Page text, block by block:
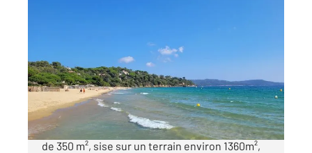
Maison à vendre
3 800 000 €
Propriété neuve d'architecture contemporaine
de 350 m², sise sur un terrain environ 1360m²,